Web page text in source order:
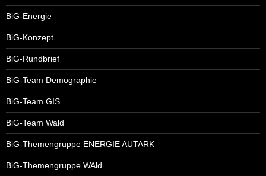
BiG-Energie
BiG-Konzept
BiG-Rundbrief
BiG-Team Demographie
BiG-Team GIS
BiG-Team Wald
BiG-Themengruppe ENERGIE AUTARK
BiG-Themengruppe WAld